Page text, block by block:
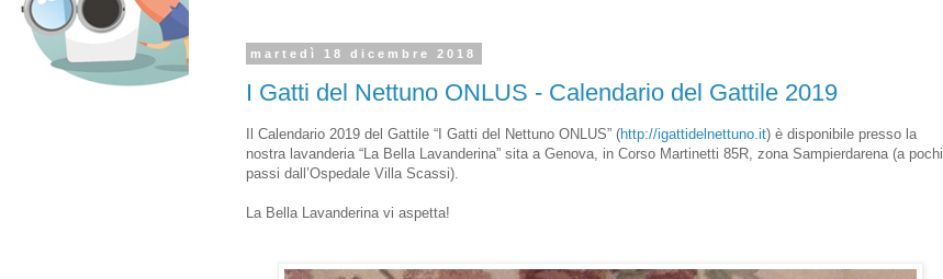
martedì 18 dicembre 2018
I Gatti del Nettuno ONLUS - Calendario del Gattile 2019
Il Calendario 2019 del Gattile “I Gatti del Nettuno ONLUS” (http://igattidelnettuno.it) è disponibile presso la
nostra lavanderia “La Bella Lavanderina” sita a Genova, in Corso Martinetti 85R, zona Sampierdarena (a pochi
passi dall’Ospedale Villa Scassi).
La Bella Lavanderina vi aspetta!